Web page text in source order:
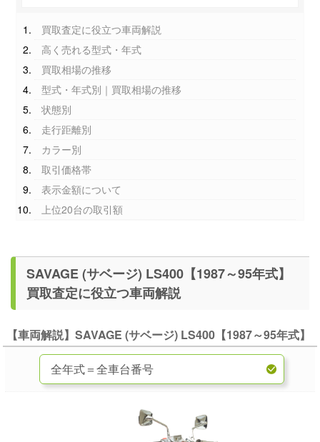
買取査定に役立つ車両解説
高く売れる型式・年式
買取相場の推移
型式・年式別｜買取相場の推移
状態別
走行距離別
カラー別
取引価格帯
表示金額について
上位20台の取引額
SAVAGE (サベージ) LS400【1987～95年式】
買取査定に役立つ車両解説
【車両解説】SAVAGE (サベージ) LS400【1987～95年式】